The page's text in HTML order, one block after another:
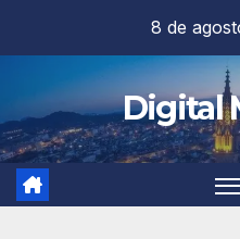
contenido
8 de
Digital